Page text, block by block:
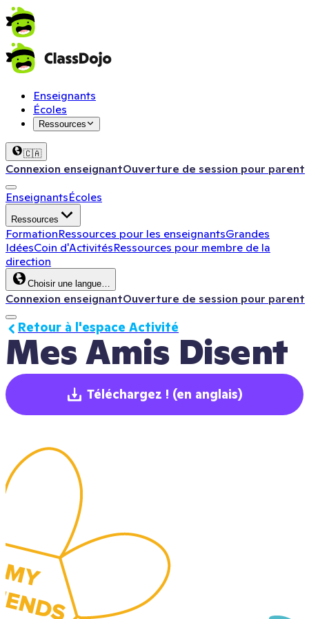
Enseignants
Écoles
Ressources
🇨🇦
Connexion enseignantOuverture de session pour parent
EnseignantsÉcoles
Ressources
FormationRessources pour les enseignantsGrandes
IdéesCoin d'ActivitésRessources pour membre de la
direction
Choisir une langue…
Connexion enseignantOuverture de session pour parent
Mes Amis Disent
Retour à l'espace Activité
Téléchargez ! (en anglais)